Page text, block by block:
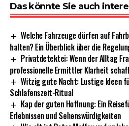
Das könnte Sie auch
Welche Fahrzeuge dürfen auf
halten? Ein Überblick über die
Privatdetektei: Wenn der Alltag
professionelle Ermittler Klarheit
Witzig gute Nacht: Lustige Ideen
Schlafenszeit-Ritual
Kap der guten Hoffnung: Ein
Erlebnissen und Sehenswürdigkeiten